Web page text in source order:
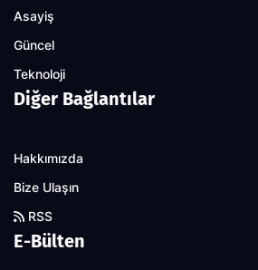
Asayiş
Güncel
Teknoloji
Diğer Bağlantılar
Hakkımızda
Bize Ulaşın
RSS
E-Bülten